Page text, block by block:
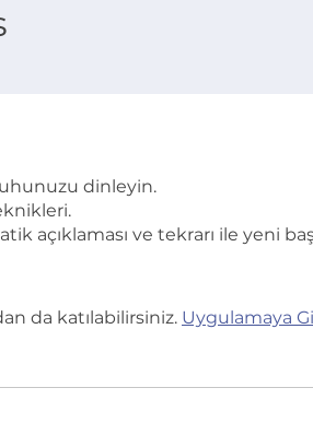
dinleyin.
açıklaması ve tekrarı ile yeni
da katılabilirsiniz. Uygulamaya